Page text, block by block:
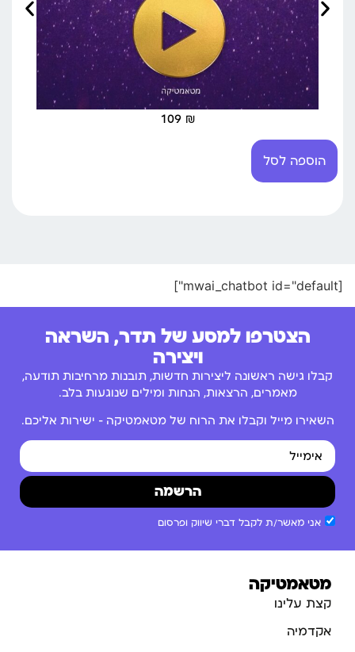
109 ₪
הוספה לסל
[mwai_chatbot id="default"]
הצטרפו למסע של תדר, השראה
ויצירה
קבלו גישה ראשונה ליצירות חדשות, תובנות מרחיבות תודעה,
מאמרים, הרצאות, הנחות ומילים שנוגעות בלב.
השאירו מייל וקבלו את הרוח של מטאמטיקה – ישירות אליכם.
אני מאשר/ת לקבל דברי שיווק ופרסום
הרשמה
מטאמטיקה
קצת עלינו
אקדמיה